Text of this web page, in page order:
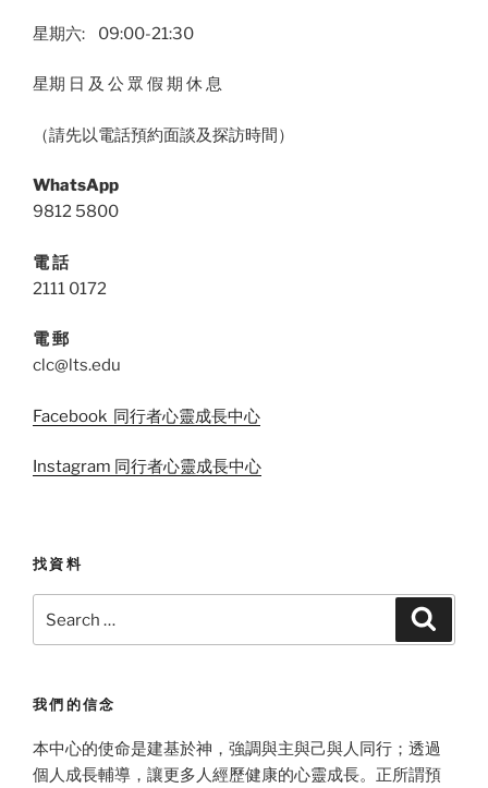
星期六: 09:00-21:30
星期 日 及 公 眾 假 期 休 息
（請先以電話預約面談及探訪時間）
WhatsApp
9812 5800
電 話
2111 0172
電 郵
clc@lts.edu
Facebook 同行者心靈成長中心
Instagram 同行者心靈成長中心
找資料
我們的信念
本中心的使命是建基於神，強調與主與己與人同行；透過
個人成長輔導，讓更多人經歷健康的心靈成長。正所謂預